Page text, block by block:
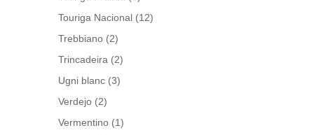
Touriga Nacional (12)
Trebbiano (2)
Trincadeira (2)
Ugni blanc (3)
Verdejo (2)
Vermentino (1)